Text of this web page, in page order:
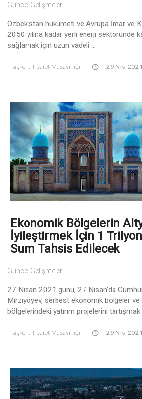
Güncel Gelişmeler
Özbekistan hükümeti ve Avrupa İmar ve
2050 yılına kadar yerli enerji sektöründe
sağlamak için uzun vadeli ...
Taşkent Ticaret Müşavirliği 29 Nis
Ekonomik Bölgelerin
İyileştirmek İçin 1
Sum Tahsis Edilecek
Güncel Gelişmeler
27 Nisan 2021 günü, 27 Nisan'da
Mirziyoyev, serbest ekonomik bölgeler ve
bölgelerindeki yatırım projelerini tartışmak
Taşkent Ticaret Müşavirliği 29 Nis